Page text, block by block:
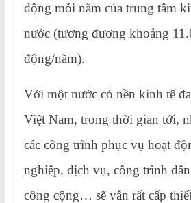
động mỗi năm của trung tâm
nước (tương đương khoảng
động/năm).
Với một nước có nền kinh tế
Việt Nam, trong thời gian tới,
các công trình phục vụ hoạt
nghiệp, dịch vụ, công trình
công cộng… sẽ vẫn rất cấp